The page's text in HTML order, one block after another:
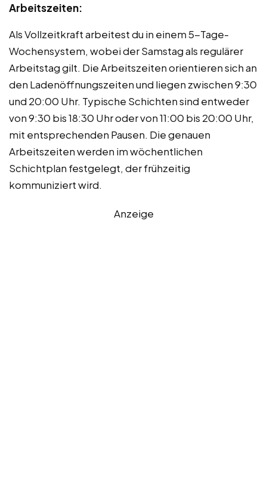
Arbeitszeiten:
Als Vollzeitkraft arbeitest du in einem 5-Tage-
Wochensystem, wobei der Samstag als regulärer
Arbeitstag gilt. Die Arbeitszeiten orientieren sich an
den Ladenöffnungszeiten und liegen zwischen 9:30
und 20:00 Uhr. Typische Schichten sind entweder
von 9:30 bis 18:30 Uhr oder von 11:00 bis 20:00 Uhr,
mit entsprechenden Pausen. Die genauen
Arbeitszeiten werden im wöchentlichen
Schichtplan festgelegt, der frühzeitig
kommuniziert wird.
Anzeige